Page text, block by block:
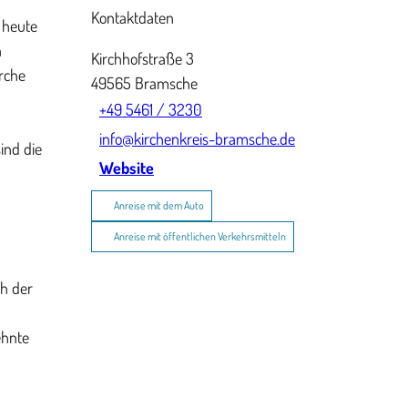
die
der
Kontaktdaten
Kirchhofstraße 3
49565 Bramsche
+49 5461 / 3230
info@kirchenkreis-bramsche.de
Website
Anreise mit dem Auto
Anreise mit öffentlichen Verkehrsmitteln